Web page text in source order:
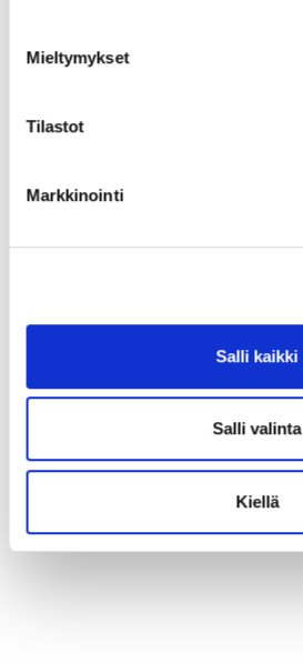
Mieltymykset
Tilastot
Markkinointi
Salli kaikki
Salli valinta
Kiellä